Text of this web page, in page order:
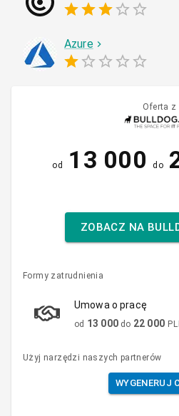
Azure
Oferta z
od 13 000 do
ZOBACZ NA
Formy zatrudnienia
Umowa o pracę
od 13 000 do 22 000
Użyj narzędzi naszych partnerów
WYGENERUJ